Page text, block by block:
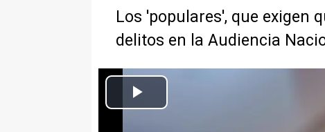
Los 'populares', que exigen
delitos en la Audiencia
El vicesecretario de Cultura y
Europa Press Nacional